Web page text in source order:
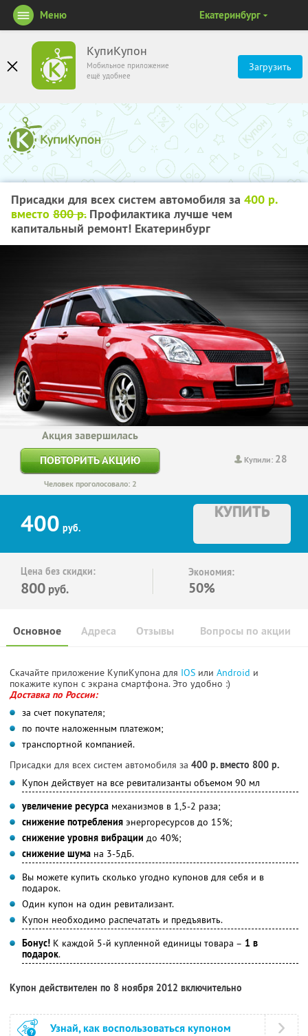
КупиКупон
Мобильное приложение
ещё удобнее
Загрузить
Меню Екатеринбург
Присадки для всех систем автомобиля за 400 р.
вместо 800 р.Профилактика лучше чем
капитальный ремонт! Екатеринбург
Купили: 28
Акция завершилась
ПОВТОРИТЬ АКЦИЮ
Человек проголосовало: 2
400 руб.
КУПИТЬ
Цена без скидки:
800 руб.
Экономия:
50%
Основное Отзывы Вопросы по акции
Адреса
Скачайте приложение КупиКупона для IOS или Android и
покажите купон с экрана смартфона. Это удобно :)
Доставка по России:
за счет покупателя;
по почте наложенным платежом;
транспортной компанией.
Присадки для всех систем автомобиля за 400 р. вместо 800 р.
Купон действует на все ревитализанты объемом 90 мл
увеличение ресурса механизмов в 1,5-2 раза;
снижение потребления энергоресурсов до 15%;
снижение уровня вибрации до 40%;
снижение шума на 3-5дБ.
Вы можете купить сколько угодно купонов для себя и в
подарок.
Один купон на один ревитализант.
Купон необходимо распечатать и предъявить.
Бонус! К каждой 5-й купленной единицы товара – 1 в
подарок.
Купон действителен по 8 ноября 2012 включительно
Узнай, как воспользоваться купоном